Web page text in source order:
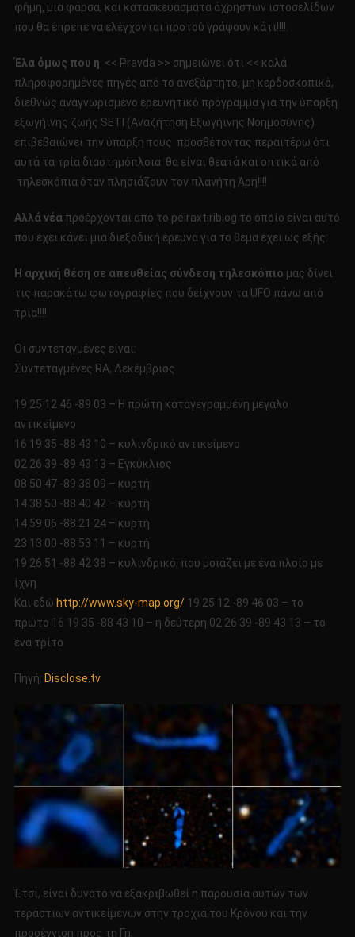
φήμη, μια φάρσα, και κατασκευάσματα άχρηστων ιστοσελίδων
που θα έπρεπε να ελέγχονται προτού γράψουν κάτι!!!!.
Έλα όμως που η << Pravda >> σημειώνει ότι << καλά
πληροφορημένες πηγές από το ανεξάρτητο, μη κερδοσκοπικό,
διεθνώς αναγνωρισμένο ερευνητικό πρόγραμμα για την ύπαρξη
εξωγήινης ζωής SETI (Αναζήτηση Εξωγήινης Νοημοσύνης)
επιβεβαιώνει την ύπαρξη τους προσθέτοντας περαιτέρω ότι
αυτά τα τρία διαστημόπλοια θα είναι θεατά και οπτικά από
τηλεσκόπια όταν πλησιάζουν τον πλανήτη Άρη!!!!
Αλλά νέα προέρχονται από το peiraxtiriblog το οποίο είναι αυτό
που έχει κάνει μια διεξοδική έρευνα για το θέμα έχει ως εξής:
Η αρχική θέση σε απευθείας σύνδεση τηλεσκόπιο μας δίνει
τις παρακάτω φωτογραφίες που δείχνουν τα UFO πάνω από
τρία!!!!
Οι συντεταγμένες είναι:
Συντεταγμένες RA, Δεκέμβριος
19 25 12 46 -89 03 – Η πρώτη καταγεγραμμένη μεγάλο
αντικείμενο
16 19 35 -88 43 10 – κυλινδρικό αντικείμενο
02 26 39 -89 43 13 – Εγκύκλιος
08 50 47 -89 38 09 – κυρτή
14 38 50 -88 40 42 – κυρτή
14 59 06 -88 21 24 – κυρτή
23 13 00 -88 53 11 – κυρτή
19 26 51 -88 42 38 – κυλινδρικό, που μοιάζει με ένα πλοίο με
ίχνη
Και εδώ http://www.sky-map.org/19 25 12 -89 46 03 – το
πρώτο 16 19 35 -88 43 10 – η δεύτερη 02 26 39 -89 43 13 – το
ένα τρίτο
Πηγή: Disclose.tv
Έτσι, είναι δυνατό να εξακριβωθεί η παρουσία αυτών των
τεράστιων αντικείμενων στην τροχιά του Κρόνου και την
προσέγγιση προς τη Γη;